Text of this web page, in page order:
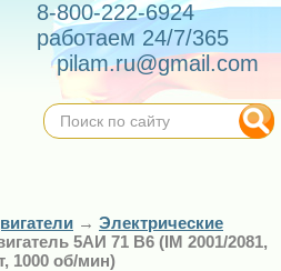
8-800-222-6924
работаем 24/7/365
pilam.ru@gmail.com
→ Электрические
5АИ 71 В6 (IM 2001/2081,
1000 об/мин)